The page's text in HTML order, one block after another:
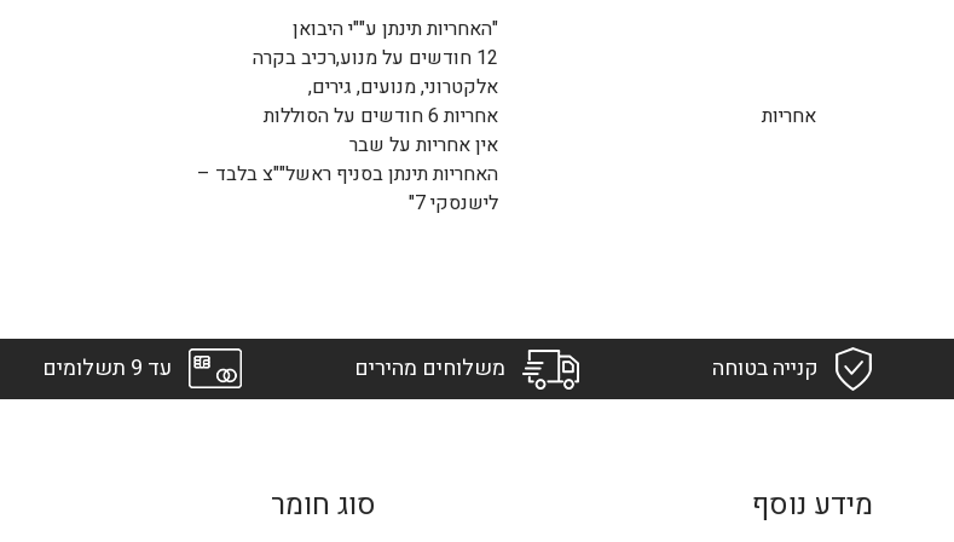
אחריות
"האחריות תינתן ע""י היבואן
12 חודשים על מנוע,רכיב בקרה
אלקטרוני, מנועים, גירים,
אחריות 6 חודשים על הסוללות
אין אחריות על שבר
האחריות תינתן בסניף ראשל""צ בלבד –
לישנסקי 7"
קנייה בטוחה משלוחים מהירים עד 9 תשלומים
מידע נוסף סוג חומר